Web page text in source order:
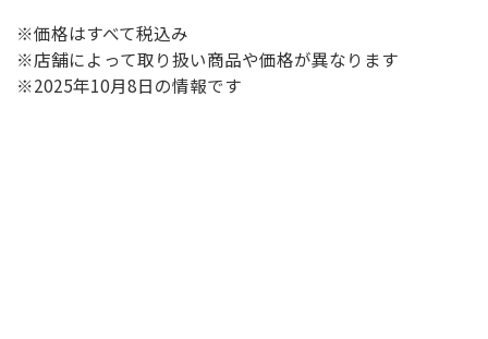
※価格はすべて税込み
※店舗によって取り扱い商品や価格が異なります
※2025年10月8日の情報です